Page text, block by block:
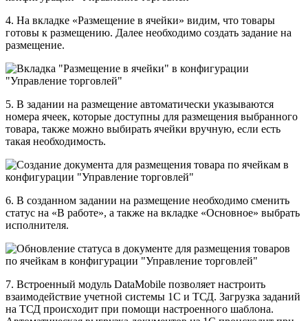
4. На вкладке «Размещение в ячейки» видим, что товары
готовы к размещению. Далее необходимо создать задание на
размещение.
5. В задании на размещение автоматически указываются
номера ячеек, которые доступны для размещения выбранного
товара, также можно выбирать ячейки вручную, если есть
такая необходимость.
6. В созданном задании на размещение необходимо сменить
статус на «В работе», а также на вкладке «Основное» выбрать
исполнителя.
7. Встроенный модуль DataMobile позволяет настроить
взаимодействие учетной системы 1С и ТСД. Загрузка заданий
на ТСД происходит при помощи настроенного шаблона.